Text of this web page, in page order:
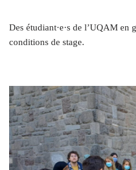
Des étudiant·e·s de l’UQAM en
conditions de stage.